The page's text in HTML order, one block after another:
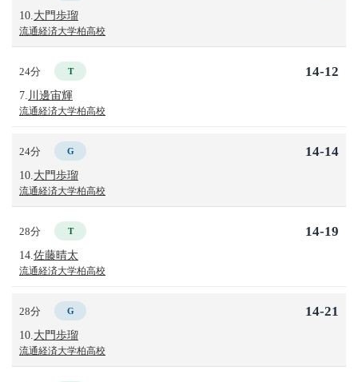
10. 大門歩瑠
流通経済大学柏高校
24分 T
7. 川邊宙輝
流通経済大学柏高校
14-12
24分 G
10. 大門歩瑠
流通経済大学柏高校
14-14
28分 T
14. 佐藤晴太
流通経済大学柏高校
14-19
28分 G
10. 大門歩瑠
流通経済大学柏高校
14-21